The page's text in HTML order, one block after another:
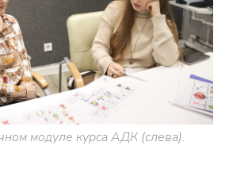
модуле курса АДК (слева).